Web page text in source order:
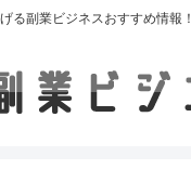
る副業ビジネスおすすめ情報！